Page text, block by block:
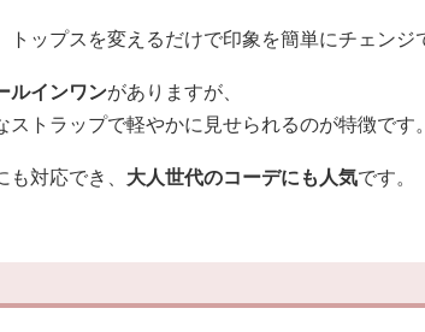
ップスを変えるだけで印象を簡単にチェンジ
ルインワンがありますが、
トラップで軽やかに見せられるのが特徴です
対応でき、 大人世代のコーデにも人気です。